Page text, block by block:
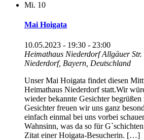
Mi. 10
Mai Hoigata
10.05.2023 - 19:30 - 23:00
Heimathaus NiederdorfAllgäuer Str.
Niederdorf, Bayern, Deutschland
Unser Mai Hoigata findet diesen
Heimathaus Niederdorf statt.Wir
wieder bekannte Gesichter
Gesichter freuen wir uns ganz
einfach einmal bei uns vorbei
Wahnsinn, was da so für
Zitat einer Hoigata-Besucherin. […]